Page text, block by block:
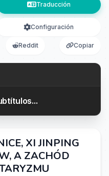
Traducción
Configuración
Reddit Copiar
XI JINPING
A ZACHÓD